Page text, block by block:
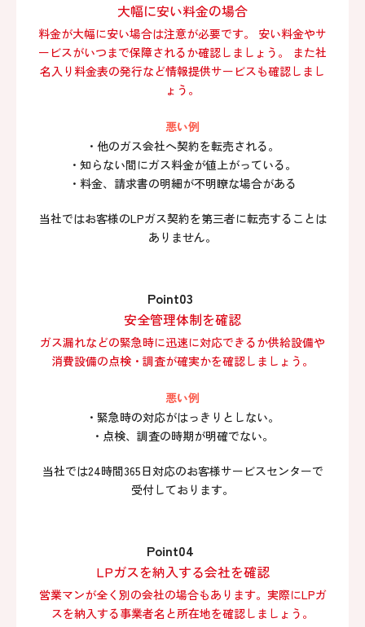
大幅に安い料金の場合
料金が大幅に安い場合は注意が必要です。 安い料金やサ
ービスがいつまで保障されるか確認しましょう。 また社
名入り料金表の発行など情報提供サービスも確認しまし
ょう。
悪い例
・他のガス会社へ契約を転売される。
・知らない間にガス料金が値上がっている。
・料金、請求書の明細が不明瞭な場合がある
当社ではお客様のLPガス契約を第三者に転売することは
ありません。
Point03
安全管理体制を確認
ガス漏れなどの緊急時に迅速に対応できるか供給設備や
消費設備の点検・調査が確実かを確認しましょう。
悪い例
・緊急時の対応がはっきりとしない。
・点検、調査の時期が明確でない。
当社では24時間365日対応のお客様サービスセンターで
受付しております。
Point04
LPガスを納入する会社を確認
営業マンが全く別の会社の場合もあります。実際にLPガ
スを納入する事業者名と所在地を確認しましょう。